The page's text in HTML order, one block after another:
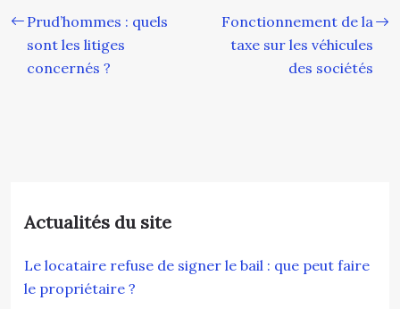
Prud’hommes : quels
sont les litiges
concernés ?
Fonctionnement de la
taxe sur les véhicules
des sociétés
Actualités du site
Le locataire refuse de signer le bail : que peut faire
le propriétaire ?